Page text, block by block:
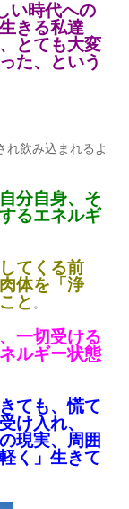
い時代への
きる私達
とても大変
た、という
れ飲み込まれるよ
分自身、そ
るエネルギ
てくる前
体を「浄
と 。
一切受ける
ルギー状態
ても、慌て
け入れ、
現実、周囲
く」生きて